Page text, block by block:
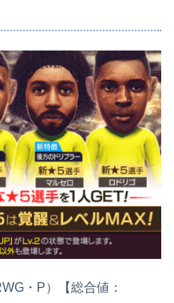
・P）【総合値：